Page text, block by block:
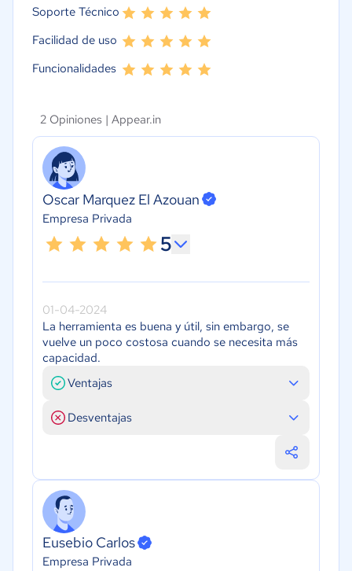
Soporte Técnico
Facilidad de uso
Funcionalidades
2 Opiniones | Appear.in
Oscar Marquez El Azouan
Empresa Privada
5
01-04-2024
La herramienta es buena y útil, sin embargo, se
vuelve un poco costosa cuando se necesita más
capacidad.
Ventajas
Desventajas
Eusebio Carlos
Empresa Privada